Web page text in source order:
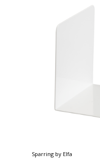
Sparring by Elfa